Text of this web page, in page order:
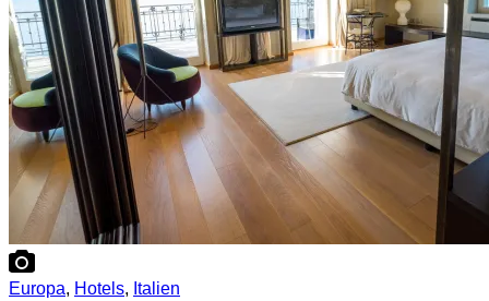
Europa, Hotels, Italien